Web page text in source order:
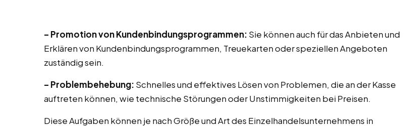
– Promotion von Kundenbindungsprogrammen: Sie können auch für das Anbieten und
Erklären von Kundenbindungsprogrammen, Treuekarten oder speziellen Angeboten
zuständig sein.
– Problembehebung: Schnelles und effektives Lösen von Problemen, die an der Kasse
auftreten können, wie technische Störungen oder Unstimmigkeiten bei Preisen.
Diese Aufgaben können je nach Größe und Art des Einzelhandelsunternehmens in